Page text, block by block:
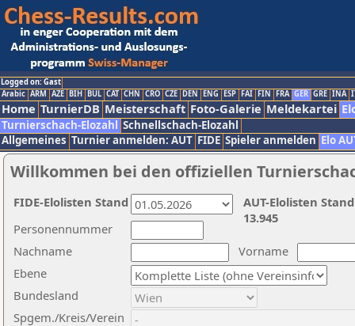
Logged on: Gast
Arabic ARM AZE BIH BUL CAT CHN CRO CZE DEN ENG ESP FAI FIN FRA GER GRE INA
Home TurnierDB Meisterschaft Foto-Galerie Meldekartei
Turnierschach-Elozahl Schnellschach-Elozahl
Allgemeines Turnier anmelden: AUT FIDE Spieler anmelden Elo
Willkommen bei den offiziellen
Nachname
Vorname
Ebene
Personennummer
Bundesland
Spgem./Kreis/Verein
AUT-Elolisten
13.945
FIDE-Elolisten Stand